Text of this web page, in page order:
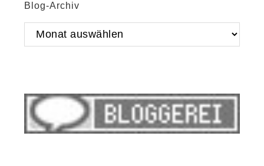
Blog-Archiv
Blog-
Archiv